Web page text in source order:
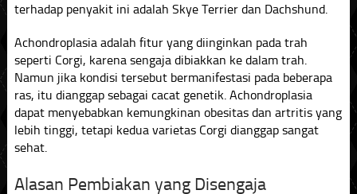
terhadap penyakit ini adalah Skye Terrier dan Dachshund.
Achondroplasia adalah fitur yang diinginkan pada trah
seperti Corgi, karena sengaja dibiakkan ke dalam trah.
Namun jika kondisi tersebut bermanifestasi pada beberapa
ras, itu dianggap sebagai cacat genetik. Achondroplasia
dapat menyebabkan kemungkinan obesitas dan artritis yang
lebih tinggi, tetapi kedua varietas Corgi dianggap sangat
sehat.
Alasan Pembiakan yang Disengaja